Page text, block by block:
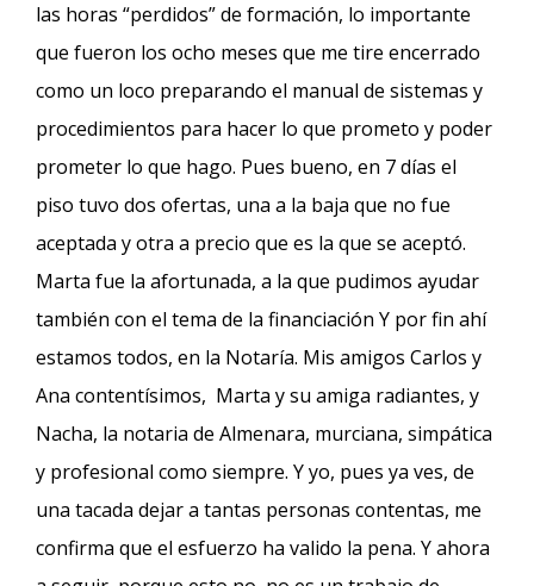
las horas “perdidos” de formación, lo importante
que fueron los ocho meses que me tire encerrado
como un loco preparando el manual de sistemas y
procedimientos para hacer lo que prometo y poder
prometer lo que hago. Pues bueno, en 7 días el
piso tuvo dos ofertas, una a la baja que no fue
aceptada y otra a precio que es la que se aceptó.
Marta fue la afortunada, a la que pudimos ayudar
también con el tema de la financiación Y por fin ahí
estamos todos, en la Notaría. Mis amigos Carlos y
Ana contentísimos, Marta y su amiga radiantes, y
Nacha, la notaria de Almenara, murciana, simpática
y profesional como siempre. Y yo, pues ya ves, de
una tacada dejar a tantas personas contentas, me
confirma que el esfuerzo ha valido la pena. Y ahora